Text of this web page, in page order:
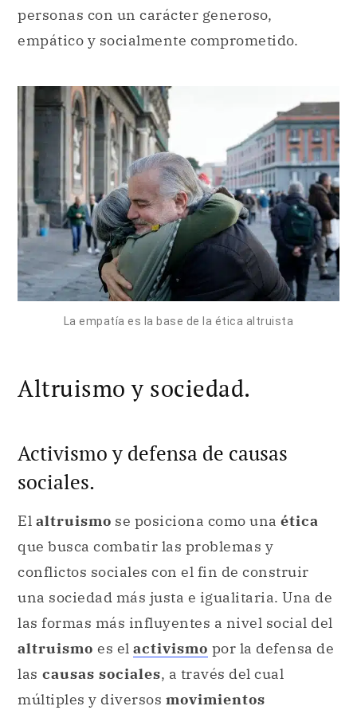
personas con un carácter generoso,
empático y socialmente comprometido.
La empatía es la base de la ética altruista
Altruismo y sociedad.
Activismo y defensa de causas
sociales.
El altruismo se posiciona como una ética
que busca combatir las problemas y
conflictos sociales con el fin de construir
una sociedad más justa e igualitaria. Una de
las formas más influyentes a nivel social del
altruismo es el activismo por la defensa de
las causas sociales, a través del cual
múltiples y diversos movimientos